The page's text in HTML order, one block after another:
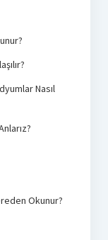
Nasıl
Okunur?